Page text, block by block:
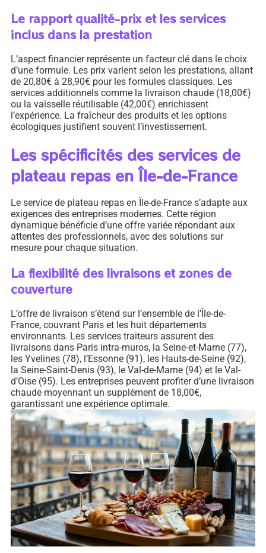
Le rapport qualité-prix et les services
inclus dans la prestation
L’aspect financier représente un facteur clé dans le choix
d’une formule. Les prix varient selon les prestations, allant
de 20,80€ à 28,90€ pour les formules classiques. Les
services additionnels comme la livraison chaude (18,00€)
ou la vaisselle réutilisable (42,00€) enrichissent
l’expérience. La fraîcheur des produits et les options
écologiques justifient souvent l’investissement.
Les spécificités des services de
plateau repas en Île-de-France
Le service de plateau repas en Île-de-France s’adapte aux
exigences des entreprises modernes. Cette région
dynamique bénéficie d’une offre variée répondant aux
attentes des professionnels, avec des solutions sur
mesure pour chaque situation.
La flexibilité des livraisons et zones de
couverture
L’offre de livraison s’étend sur l’ensemble de l’Île-de-
France, couvrant Paris et les huit départements
environnants. Les services traiteurs assurent des
livraisons dans Paris intra-muros, la Seine-et-Marne (77),
les Yvelines (78), l’Essonne (91), les Hauts-de-Seine (92),
la Seine-Saint-Denis (93), le Val-de-Marne (94) et le Val-
d’Oise (95). Les entreprises peuvent profiter d’une livraison
chaude moyennant un supplément de 18,00€,
garantissant une expérience optimale.